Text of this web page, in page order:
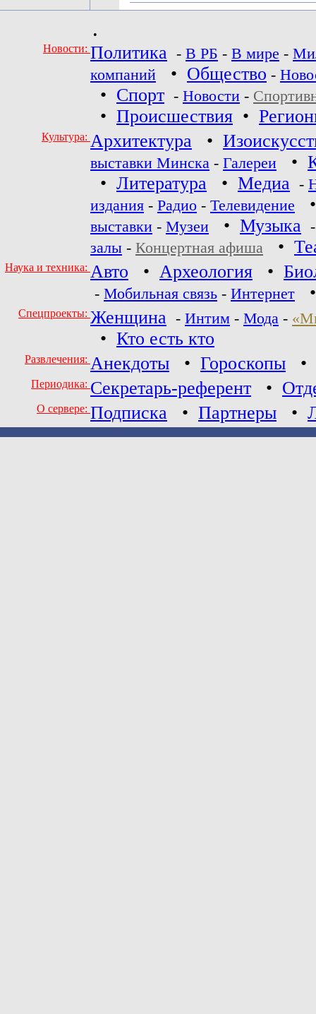
•
Новости: Политика - В РБ - В мире -
компаний
• Общество -
• Спорт - Новости -
• Происшествия •
Культура: Архитектура •
выставки Минска - Галереи •
• Литература • Медиа -
издания - Радио - Телевидение
выставки - Музеи • Музыка
залы - Концертная афиша •
Наука и техника: Авто • Археология •
- Мобильная связь - Интернет
Спецпроекты: Женщина - Интим - Мода -
• Кто есть кто
Развлечения: Анекдоты • Гороскопы •
Периодика: Секретарь-референт •
О сервере: Подписка • Партнеры •